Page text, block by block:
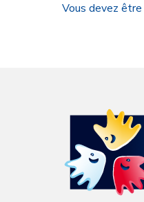
Vous devez être